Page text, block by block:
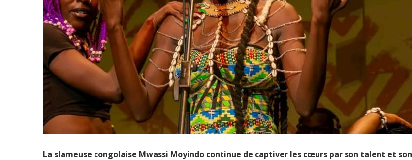
La slameuse congolaise Mwassi Moyindo continue de captiver les cœurs par son talent et son